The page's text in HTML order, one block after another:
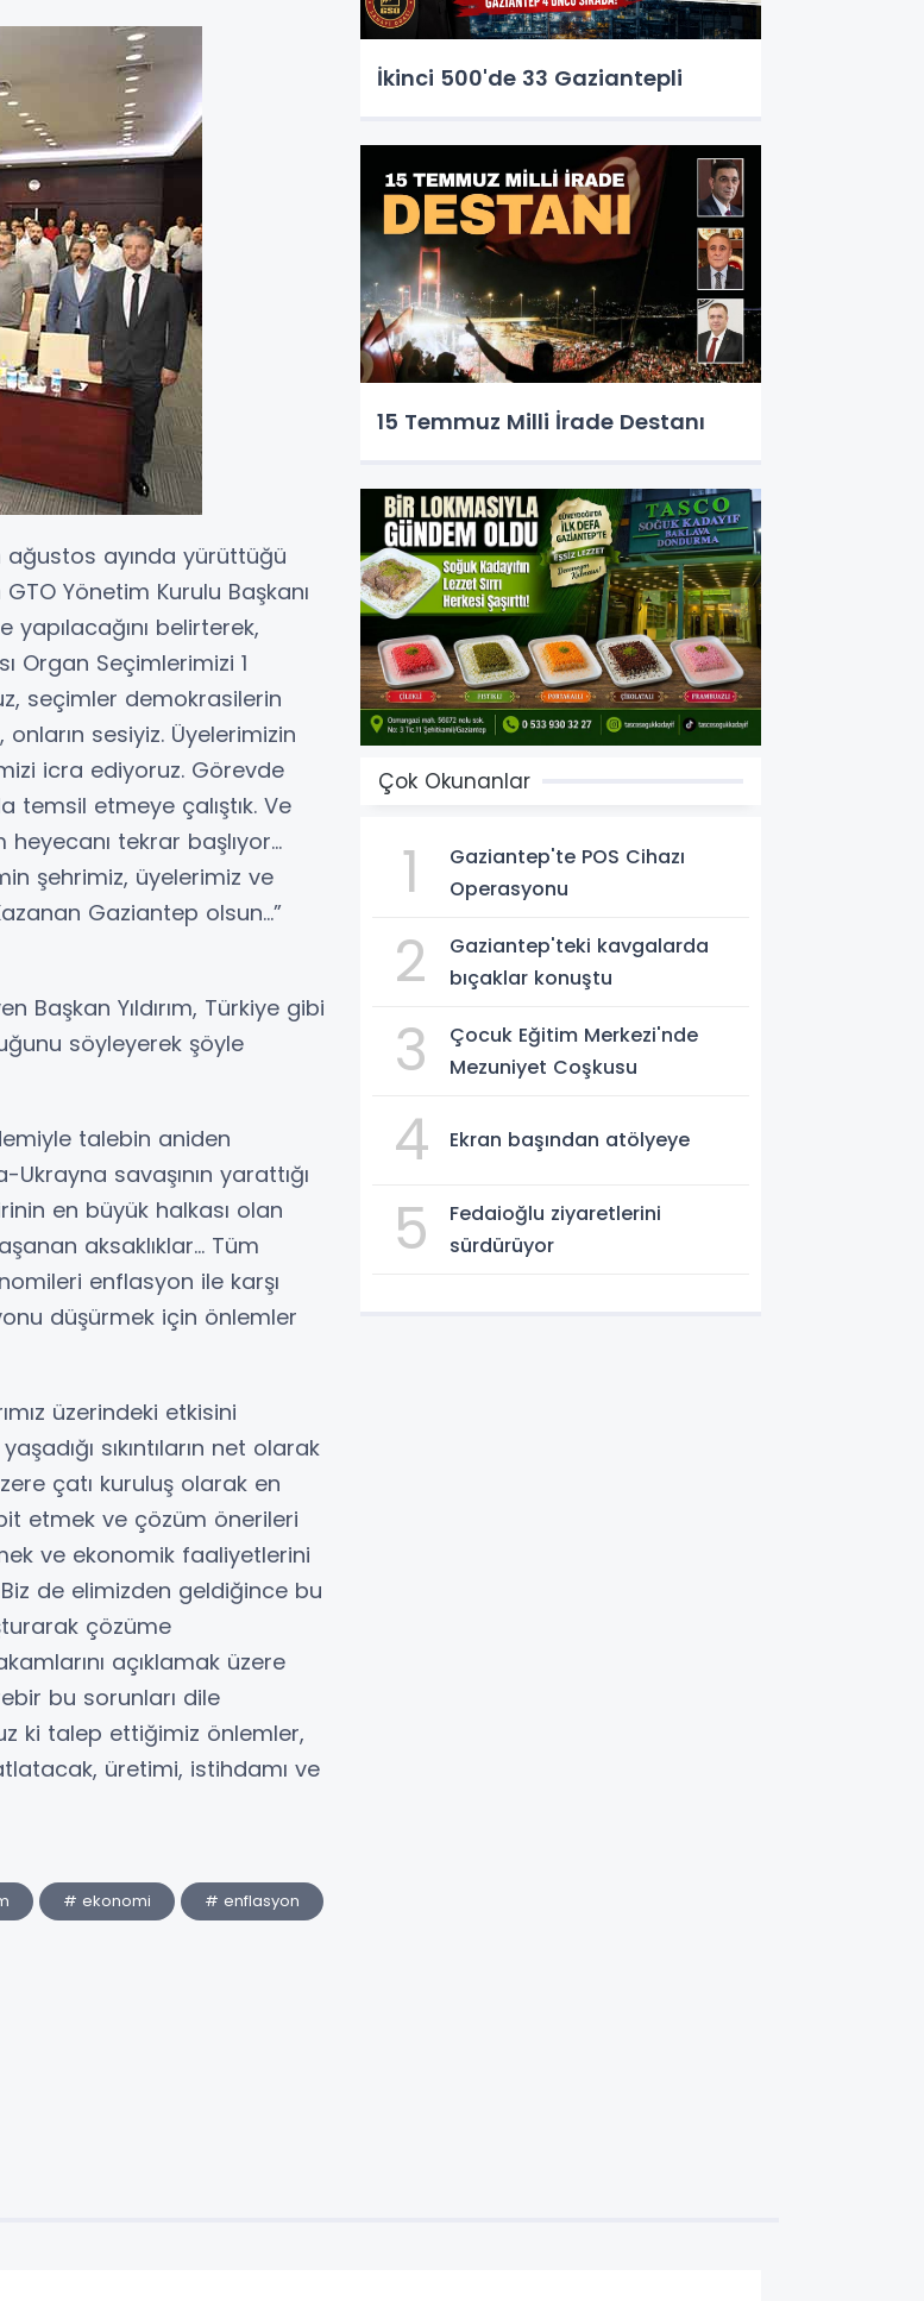
ağustos ayında yürüttüğü
Yönetim Kurulu Başkanı
yapılacağını belirterek,
Organ Seçimlerimizi 1
seçimler demokrasilerin
sesiyiz. Üyelerimizin
icra ediyoruz. Görevde
temsil etmeye çalıştık. Ve
heyecanı tekrar başlıyor…
şehrimiz, üyelerimiz ve
Gaziantep olsun…”
Başkan Yıldırım, Türkiye gibi
söyleyerek şöyle
talebin aniden
savaşının yarattığı
en büyük halkası olan
aksaklıklar… Tüm
enflasyon ile karşı
düşürmek için önlemler
üzerindeki etkisini
sıkıntıların net olarak
çatı kuruluş olarak en
etmek ve çözüm önerileri
ve ekonomik faaliyetlerini
de elimizden geldiğince bu
çözüme
açıklamak üzere
bu sorunları dile
ki talep ettiğimiz önlemler,
üretimi, istihdamı ve
# ekonomi # enflasyon
İkinci 500'de 33 Gaziantepli
15 Temmuz Milli İrade Destanı
Çok Okunanlar
1
Gaziantep'te POS Cihazı
Operasyonu
2
Gaziantep'teki kavgalarda
bıçaklar konuştu
3
Çocuk Eğitim Merkezi'nde
Mezuniyet Coşkusu
4 Ekran başından atölyeye
5
Fedaioğlu ziyaretlerini
sürdürüyor